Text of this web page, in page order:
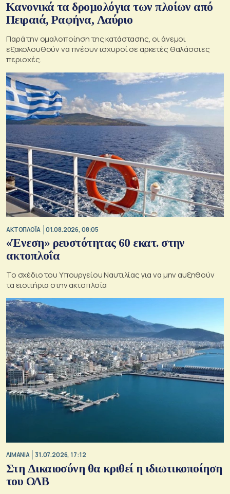
Κανονικά τα δρομολόγια των πλοίων από
Πειραιά, Ραφήνα, Λαύριο
Παρά την ομαλοποίηση της κατάστασης, οι άνεμοι
εξακολουθούν να πνέουν ισχυροί σε αρκετές θαλάσσιες
περιοχές.
ΑΚΤΟΠΛΟΪΑ 01.08.2026, 08:05
«Ένεση» ρευστότητας 60 εκατ. στην
ακτοπλοΐα
Το σχέδιο του Υπουργείου Ναυτιλίας για να μην αυξηθούν
τα εισιτήρια στην ακτοπλοΐα
ΛΙΜΑΝΙΑ 31.07.2026, 17:12
Στη Δικαιοσύνη θα κριθεί η ιδιωτικοποίηση
του ΟΛΒ